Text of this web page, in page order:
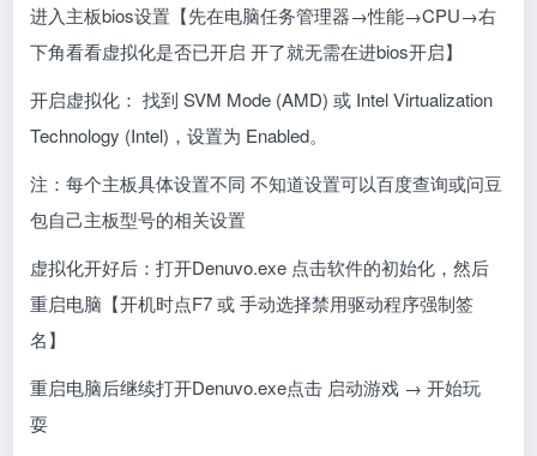
进入主板bios设置【先在电脑任务管理器→性能→CPU→右
下角看看虚拟化是否已开启 开了就无需在进bios开启】
开启虚拟化： 找到 SVM Mode (AMD) 或 Intel Virtualization
Technology (Intel)，设置为 Enabled。
注：每个主板具体设置不同 不知道设置可以百度查询或问豆
包自己主板型号的相关设置
虚拟化开好后：打开Denuvo.exe 点击软件的初始化，然后
重启电脑【开机时点F7 或 手动选择禁用驱动程序强制签
名】
重启电脑后继续打开Denuvo.exe点击 启动游戏 → 开始玩
耍